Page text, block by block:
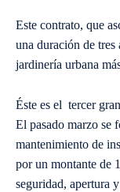
Este contrato, que
una duración de tres
jardinería urbana
Éste es el tercer
El pasado marzo se
mantenimiento de
por un montante de
seguridad, apertura